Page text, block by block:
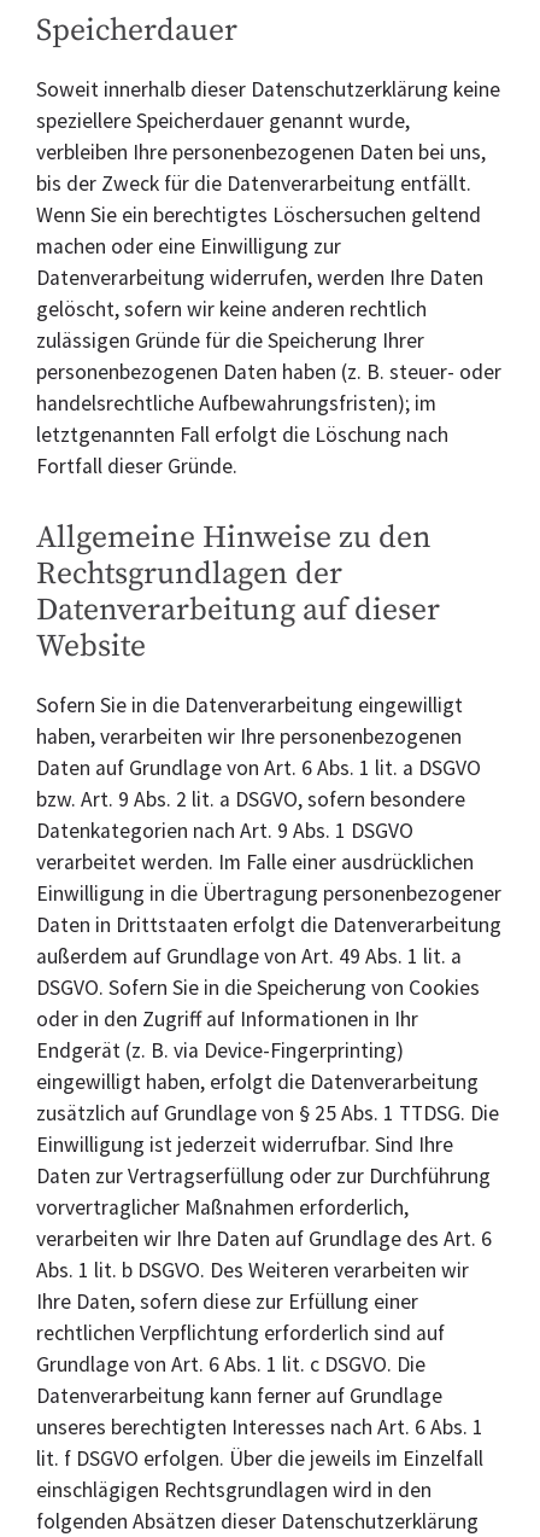
Speicherdauer
Soweit innerhalb dieser Datenschutzerklärung keine
speziellere Speicherdauer genannt wurde,
verbleiben Ihre personenbezogenen Daten bei uns,
bis der Zweck für die Datenverarbeitung entfällt.
Wenn Sie ein berechtigtes Löschersuchen geltend
machen oder eine Einwilligung zur
Datenverarbeitung widerrufen, werden Ihre Daten
gelöscht, sofern wir keine anderen rechtlich
zulässigen Gründe für die Speicherung Ihrer
personenbezogenen Daten haben (z. B. steuer- oder
handelsrechtliche Aufbewahrungsfristen); im
letztgenannten Fall erfolgt die Löschung nach
Fortfall dieser Gründe.
Allgemeine Hinweise zu den
Rechtsgrundlagen der
Datenverarbeitung auf dieser
Website
Sofern Sie in die Datenverarbeitung eingewilligt
haben, verarbeiten wir Ihre personenbezogenen
Daten auf Grundlage von Art. 6 Abs. 1 lit. a DSGVO
bzw. Art. 9 Abs. 2 lit. a DSGVO, sofern besondere
Datenkategorien nach Art. 9 Abs. 1 DSGVO
verarbeitet werden. Im Falle einer ausdrücklichen
Einwilligung in die Übertragung personenbezogener
Daten in Drittstaaten erfolgt die Datenverarbeitung
außerdem auf Grundlage von Art. 49 Abs. 1 lit. a
DSGVO. Sofern Sie in die Speicherung von Cookies
oder in den Zugriff auf Informationen in Ihr
Endgerät (z. B. via Device-Fingerprinting)
eingewilligt haben, erfolgt die Datenverarbeitung
zusätzlich auf Grundlage von § 25 Abs. 1 TTDSG. Die
Einwilligung ist jederzeit widerrufbar. Sind Ihre
Daten zur Vertragserfüllung oder zur Durchführung
vorvertraglicher Maßnahmen erforderlich,
verarbeiten wir Ihre Daten auf Grundlage des Art. 6
Abs. 1 lit. b DSGVO. Des Weiteren verarbeiten wir
Ihre Daten, sofern diese zur Erfüllung einer
rechtlichen Verpflichtung erforderlich sind auf
Grundlage von Art. 6 Abs. 1 lit. c DSGVO. Die
Datenverarbeitung kann ferner auf Grundlage
unseres berechtigten Interesses nach Art. 6 Abs. 1
lit. f DSGVO erfolgen. Über die jeweils im Einzelfall
einschlägigen Rechtsgrundlagen wird in den
folgenden Absätzen dieser Datenschutzerklärung